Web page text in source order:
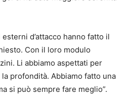
esterni d’attacco hanno fatto il
Con il loro modulo
Li abbiamo aspettati per
profondità. Abbiamo fatto una
si può sempre fare meglio”.